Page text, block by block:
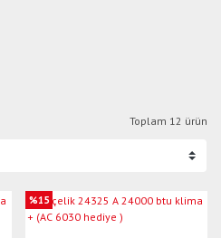
Toplam 12 ürün
%15